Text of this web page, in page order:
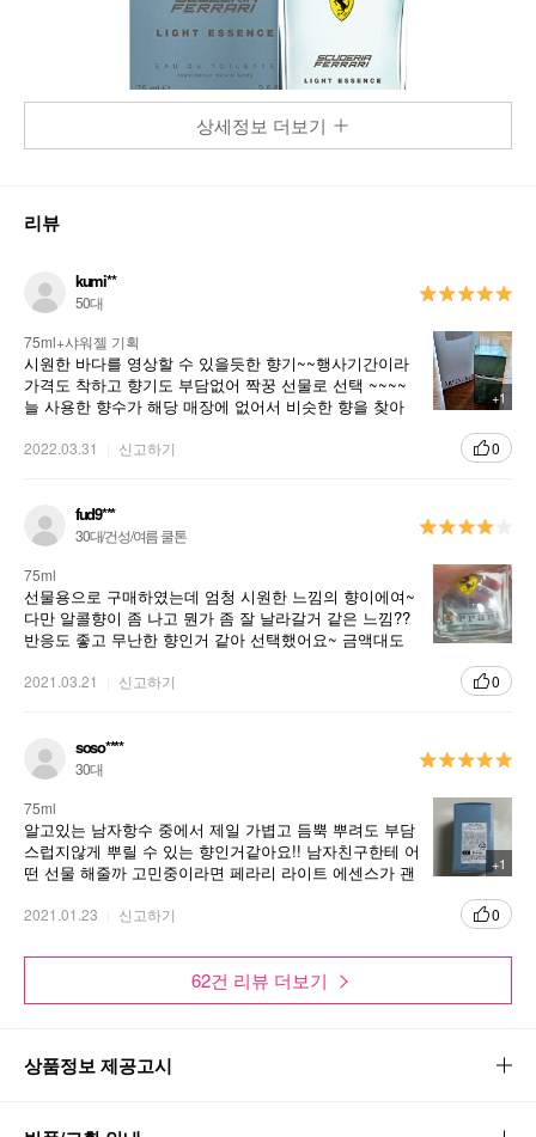
남성다우면서도 세련된 부드러움이 잘 조화된 쿨한 이미지를 표현하는 페라리
상세정보 더보기
리뷰
kumi**
50대
+1
75ml+샤워젤 기획
시원한 바다를 영상할 수 있을듯한 향기~~행사기간이라
가격도 착하고 향기도 부담없어 짝꿍 선물로 선택 ~~~~
늘 사용한 향수가 해당 매장에 없어서 비슷한 향을 찾아
2022.03.31 신고하기 0
fud9***
30대/건성/여름 쿨톤
75ml
선물용으로 구매하였는데 엄청 시원한 느낌의 향이에여~
다만 알콜향이 좀 나고 뭔가 좀 잘 날라갈거 같은 느낌??
반응도 좋고 무난한 향인거 같아 선택했어요~ 금액대도
2021.03.21 신고하기 0
soso****
30대
+1
75ml
알고있는 남자항수 중에서 제일 가볍고 듬뿍 뿌려도 부담
스럽지않게 뿌릴 수 있는 향인거같아요!! 남자친구한테 어
떤 선물 해줄까 고민중이라면 페라리 라이트 에센스가 괜
등 가격도 용량에 비해서 부담스럽지않는 가격이라 제일
고 중후반이면 블랙도 너무 좋더라구요. 가성비도 좋고 디
자인도 이쁜 라이트 에센스 선물용으로 구매 잘한거같아
요^^~ 이번엔 20대 초반인 남동생한테 줬는데 까다로운
2021.01.23 신고하기 0
62건 리뷰 더보기
상품정보 제공고시